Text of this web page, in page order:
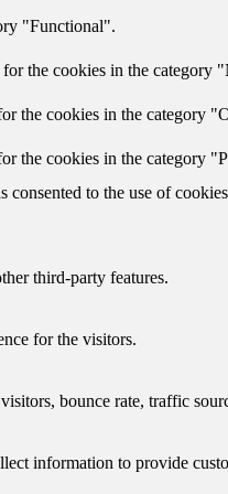
"Functional".
the cookies in the category
the cookies in the category
the cookies in the category
to the use of
third-party features.
for the visitors.
bounce rate, traffic
information to provide